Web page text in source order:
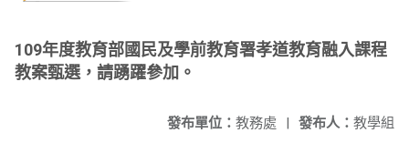
109年度教育部國民及學前教育署孝道教育融入課程
教案甄選，請踴躍參加。
發布人： 教學組
發布單位： 教務處 |